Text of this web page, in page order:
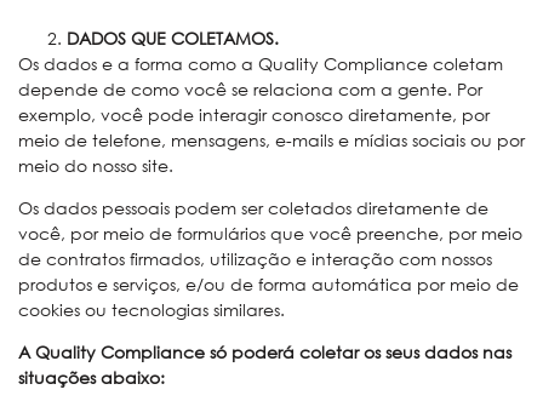
DADOS QUE COLETAMOS.
Os dados e a forma como a Quality Compliance coletam
depende de como você se relaciona com a gente. Por
exemplo, você pode interagir conosco diretamente, por
meio de telefone, mensagens, e-mails e mídias sociais ou por
meio do nosso site.
Os dados pessoais podem ser coletados diretamente de
você, por meio de formulários que você preenche, por meio
de contratos firmados, utilização e interação com nossos
produtos e serviços, e/ou de forma automática por meio de
cookies ou tecnologias similares.
A Quality Compliance só poderá coletar os seus dados nas
situações abaixo: